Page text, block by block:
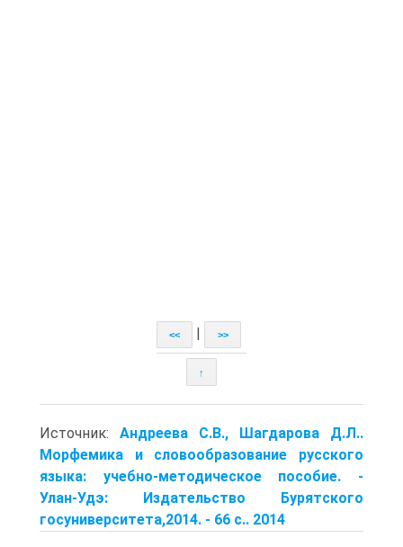
<< >>
↑
Источник: Андреева С.В., Шагдарова Д.Л..
Морфемика и словообразование русского
языка: учеб­но-методическое пособие. -
Улан-Удэ: Издательство Бурят­ского
госуниверситета,2014. - 66 с.. 2014